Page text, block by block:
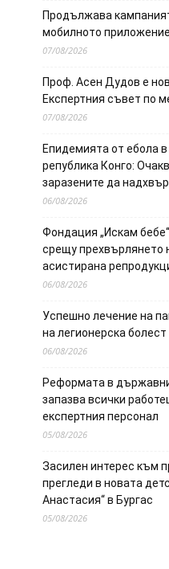
Продължава
мобилното
07/08/2026
Проф. Асен Дудов е
Експертния съвет по
07/08/2026
Епидемията от ебола
република Конго:
заразените да
06/08/2026
Фондация „Искам
срещу прехвърлянето
асистирана
06/08/2026
Успешно лечение на
на легионерска
06/08/2026
Реформата в
запазва всички
експертния персонал
05/08/2026
Засилен интерес към
прегледи в новата
Анастасия“ в Бургас
05/08/2026